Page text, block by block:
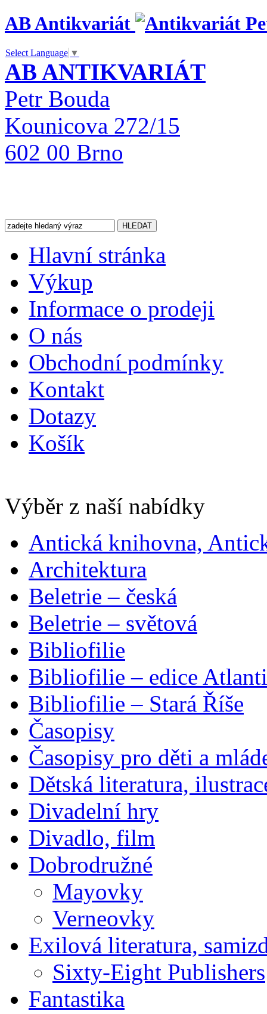
AB Antikvariát
Select Language ▼
AB ANTIKVARIÁT
Petr Bouda
Kounicova 272/15
602 00 Brno
Hlavní stránka
Výkup
Informace o prodeji
O nás
Obchodní podmínky
Kontakt
Dotazy
Košík
Výběr z naší nabídky
Antická knihovna,
Architektura
Beletrie – česká
Beletrie – světová
Bibliofilie
Bibliofilie – edice
Bibliofilie – Stará Říše
Časopisy
Časopisy pro děti a
Dětská literatura,
Divadelní hry
Divadlo, film
Dobrodružné
Mayovky
Verneovky
Exilová literatura,
Sixty-Eight Publishers
Fantastika